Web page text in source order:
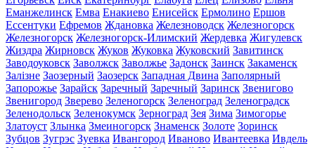
Еманжелинск Емва Енакиево Енисейск Ермолино Ершов
Ессентуки Ефремов Ждановка Железноводск Железногорск
Железногорск Железногорск-Илимский Жердевка Жигулевск
Жиздра Жирновск Жуков Жуковка Жуковский Завитинск
Заводоуковск Заволжск Заволжье Задонск Заинск Закаменск
Залізне Заозерный Заозерск Западная Двина Заполярный
Запорожье Зарайск Заречный Заречный Заринск Звенигово
Звенигород Зверево Зеленогорск Зеленоград Зеленоградск
Зеленодольск Зеленокумск Зерноград Зея Зима Зимогорье
Златоуст Злынка Змеиногорск Знаменск Золоте Зоринск
Зубцов Зугрэс Зуевка Ивангород Иваново Ивантеевка Ивдель